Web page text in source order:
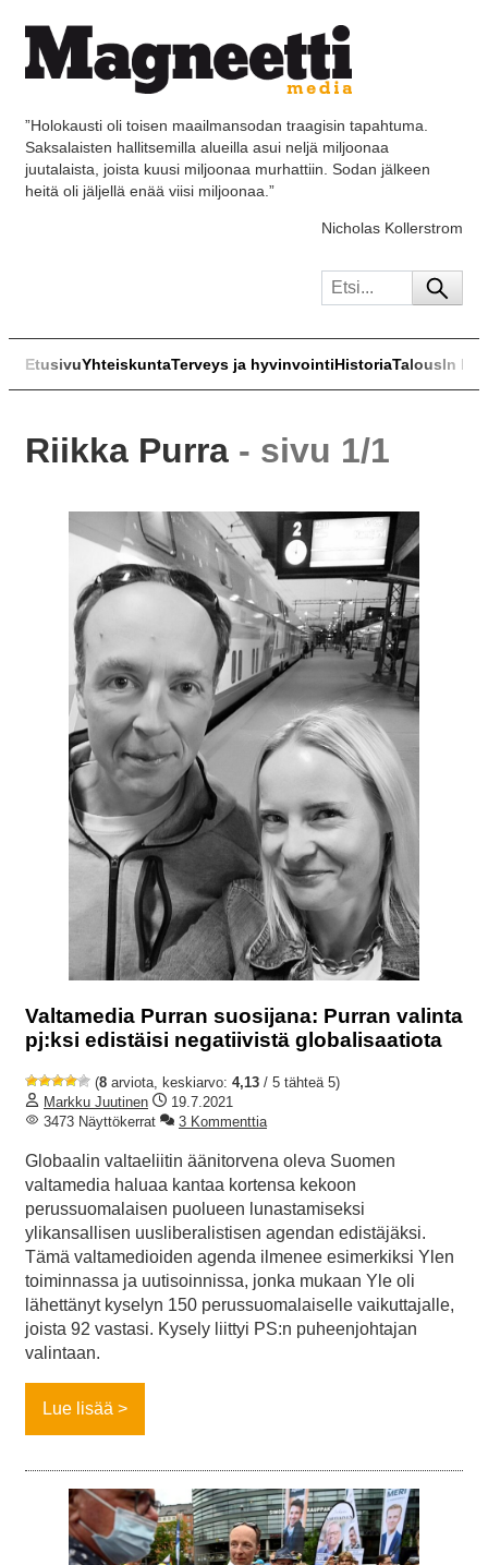
”Holokausti oli toisen maailmansodan traagisin tapahtuma.
Saksalaisten hallitsemilla alueilla asui neljä miljoonaa
juutalaista, joista kuusi miljoonaa murhattiin. Sodan jälkeen
heitä oli jäljellä enää viisi miljoonaa.”
Nicholas Kollerstrom
EtusivuYhteiskuntaTerveys ja hyvinvointiHistoriaTalousIn
Riikka Purra - sivu 1/1
Valtamedia Purran suosijana: Purran valinta
pj:ksi edistäisi negatiivistä globalisaatiota
(8 arviota, keskiarvo: 4,13 / 5 tähteä 5)
Markku Juutinen
19.7.2021
3473 Näyttökerrat
3 Kommenttia
Globaalin valtaeliitin äänitorvena oleva Suomen
valtamedia haluaa kantaa kortensa kekoon
perussuomalaisen puolueen lunastamiseksi
ylikansallisen uusliberalistisen agendan edistäjäksi.
Tämä valtamedioiden agenda ilmenee esimerkiksi Ylen
toiminnassa ja uutisoinnissa, jonka mukaan Yle oli
lähettänyt kyselyn 150 perussuomalaiselle vaikuttajalle,
joista 92 vastasi. Kysely liittyi PS:n puheenjohtajan
valintaan.
Lue lisää